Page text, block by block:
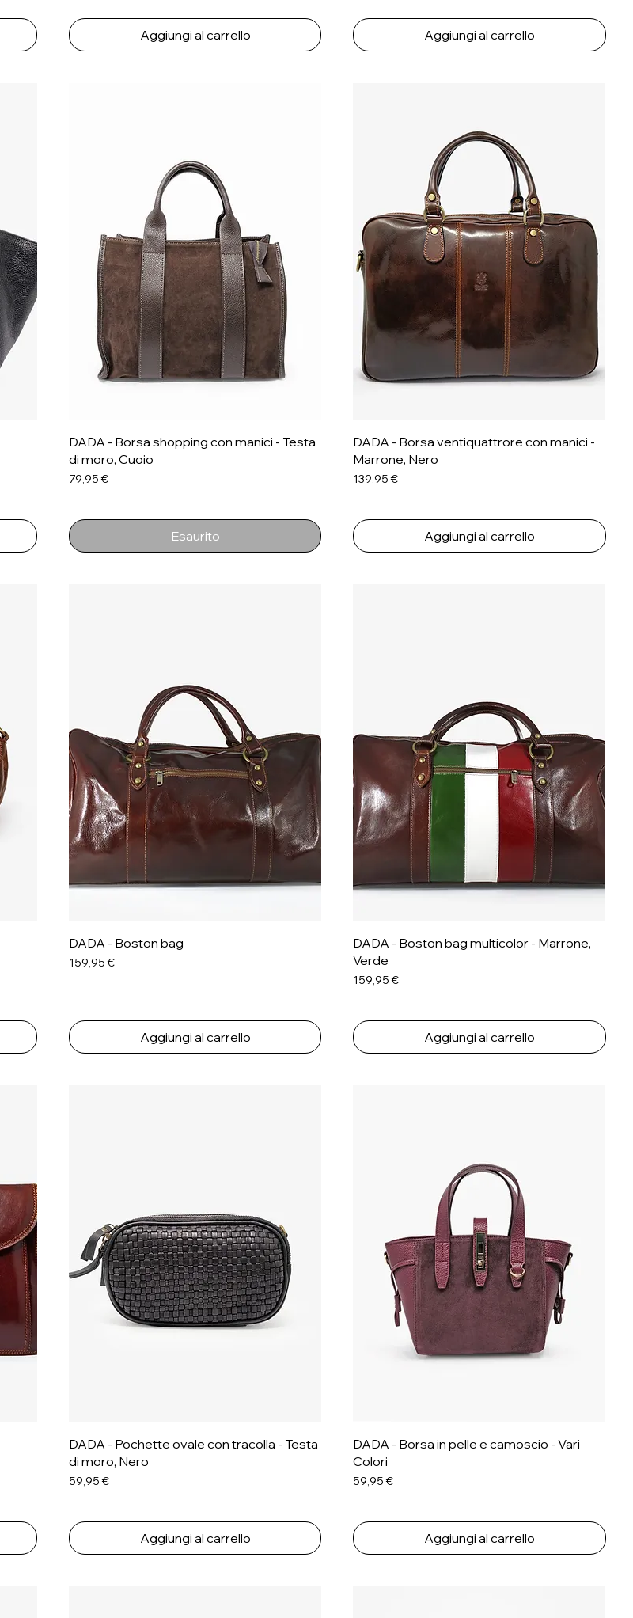
Aggiungi al carrello Aggiungi al carrello
DADA - Borsa shopping con manici - Testa
di moro, Cuoio
Prezzo
79,95 €
Esaurito
DADA - Borsa ventiquattrore con manici -
Marrone, Nero
Prezzo
139,95 €
Aggiungi al carrello
DADA - Boston bag
Prezzo
159,95 €
Aggiungi al carrello
DADA - Boston bag multicolor - Marrone,
Verde
Prezzo
159,95 €
Aggiungi al carrello
DADA - Pochette ovale con tracolla - Testa
di moro, Nero
Prezzo
59,95 €
Aggiungi al carrello
DADA - Borsa in pelle e camoscio - Vari
Colori
Prezzo
59,95 €
Aggiungi al carrello